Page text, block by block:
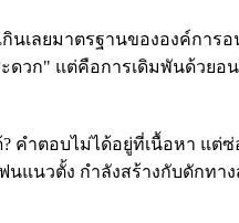
นเลยมาตรฐานขององค์กา
ดวก" แต่คือการเดิมพันด้วย
คำตอบไม่ได้อยู่ที่เนื้อหา แ
แนวตั้ง กำลังสร้างกับดักท